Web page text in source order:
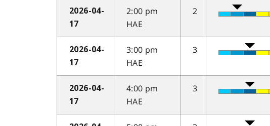
2026-04-
17
2:00 pm
HAE
2
2026-04-
17
3:00 pm
HAE
3
2026-04-
17
4:00 pm
HAE
3